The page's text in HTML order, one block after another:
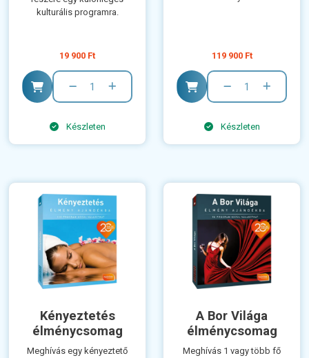
kulturális programra.
19 900 Ft
Készleten
119 900 Ft
Készleten
Kényeztetés
élménycsomag
Meghívás egy kényeztető
A Bor Világa
élménycsomag
Meghívás 1 vagy több fő